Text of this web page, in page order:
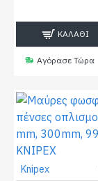
ΚΑΛΆΘΙ
Αγόρασε Τώρα
Knipex